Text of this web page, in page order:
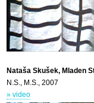
Nataša Skušek, Mladen
N.S., M.S., 2007
» video